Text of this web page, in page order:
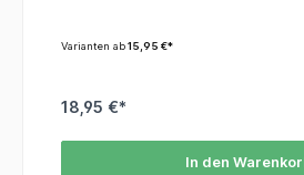
Varianten ab15,95 €*
18,95 €*
In den